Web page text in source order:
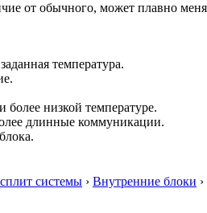
от обычного, может плавно
температура.
более низкой температуре.
длинные коммуникации.
системы › Внутренние блоки ›